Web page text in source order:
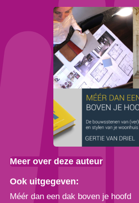
Meer over deze auteur
Ook uitgegeven:
Méér dan een dak boven je hoofd